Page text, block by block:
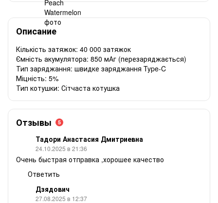
Описание
Кількість затяжок: 40 000 затяжок
Ємність акумулятора: 850 мАг (перезаряджається)
Тип заряджання: швидке заряджання Type-C
Міцність: 5%
Тип котушки: Сітчаста котушка
Отзывы 5
Тадори Анастасия Дмитриевна
24.10.2025 в 21:36
Очень быстрая отправка ,хорошее качество
Ответить
Дзядович
27.08.2025 в 12:37